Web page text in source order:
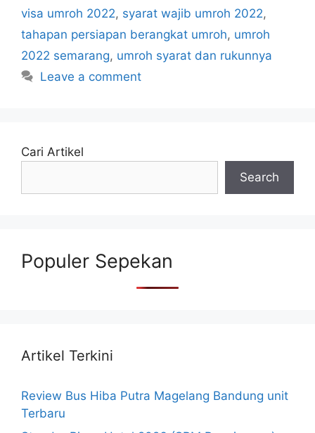
visa umroh 2022, syarat wajib umroh 2022,
tahapan persiapan berangkat umroh, umroh
2022 semarang, umroh syarat dan rukunnya
Leave a comment
Cari Artikel
Search
Populer Sepekan
Artikel Terkini
Review Bus Hiba Putra Magelang Bandung unit
Terbaru